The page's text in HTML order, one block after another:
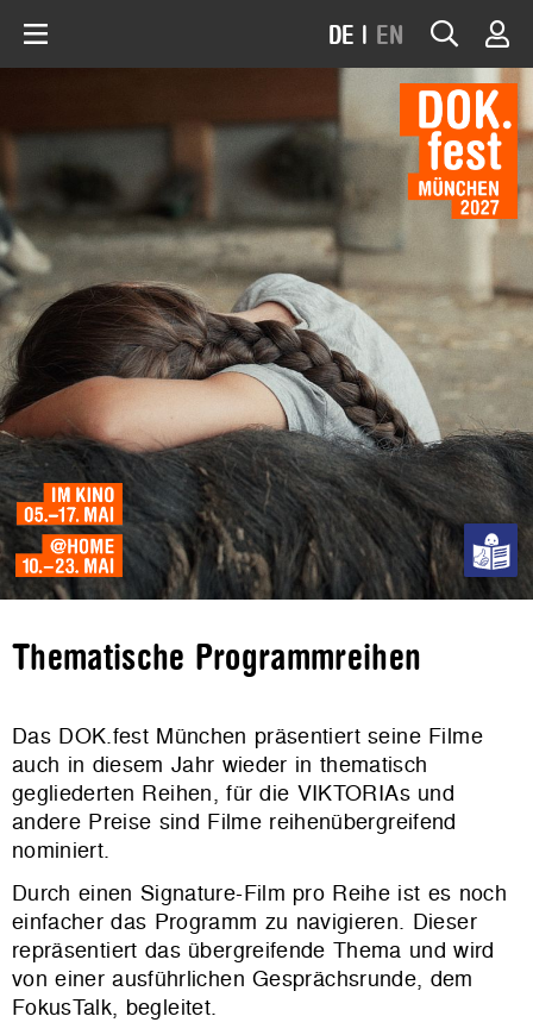
DE | EN
Thematische Programmreihen
Das DOK.fest München präsentiert seine Filme
auch in diesem Jahr wieder in thematisch
gegliederten Reihen, für die VIKTORIAs und
andere Preise sind Filme reihenübergreifend
nominiert.
Durch einen Signature-Film pro Reihe ist es noch
einfacher das Programm zu navigieren. Dieser
repräsentiert das übergreifende Thema und wird
von einer ausführlichen Gesprächsrunde, dem
FokusTalk, begleitet.